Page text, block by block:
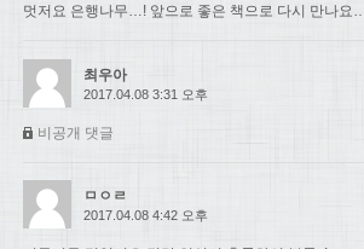
멋저요 은행나무…! 앞으로 좋은 책으로 다시 만나요
최우아
2017.04.08 3:31 오후
비공개 댓글
ㅁㅇㄹ
2017.04.08 4:42 오후